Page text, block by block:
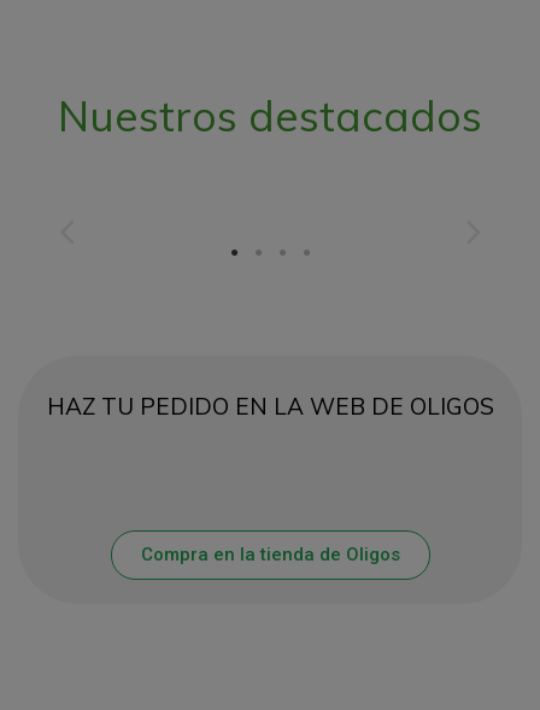
Nuestros destacados
HAZ TU PEDIDO EN LA WEB DE OLIGOS
Compra en la tienda de Oligos